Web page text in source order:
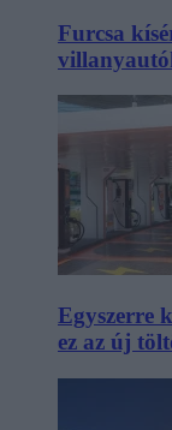
Furcsa
Egyszerre
ez az új